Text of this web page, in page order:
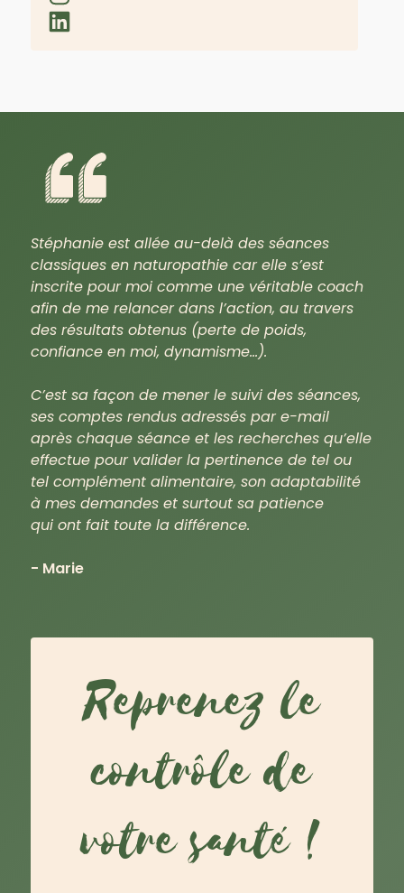
Stéphanie est allée au-delà des séances
classiques en naturopathie car elle s’est
inscrite pour moi comme une véritable coach
afin de me relancer dans l’action, au travers
des résultats obtenus (perte de poids,
confiance en moi, dynamisme…).
C’est sa façon de mener le suivi des séances,
ses comptes rendus adressés par e-mail
après chaque séance et les recherches qu’elle
effectue pour valider la pertinence de tel ou
tel complément alimentaire, son adaptabilité
à mes demandes et surtout sa patience
qui ont fait toute la différence.
- Marie
Reprenez le
contrôle de
votre santé !